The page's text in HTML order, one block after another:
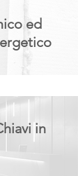
ed
in